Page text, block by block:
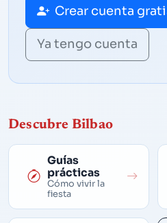
Crear cuenta
Ya tengo cuenta
Descubre Bilbao
Guías
prácticas
Cómo vivir la
fiesta